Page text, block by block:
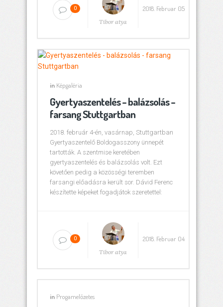
0
Tibor atya
2018. Februar 05
in Képgaléria
Gyertyaszentelés – balázsolás –
farsang Stuttgartban
2018. február 4-én, vasárnap, Stuttgartban
Gyertyaszentelő Boldogasszony ünnepét
tartották. A szentmise keretében
gyertyaszentelés és balázsolás volt. Ezt
követően pedig a közösségi teremben
farsangi előadásra került sor. Dávid Ferenc
készítette képeket fogadjátok szeretettel:
0
Tibor atya
2018. Februar 04
in Progamelőzetes